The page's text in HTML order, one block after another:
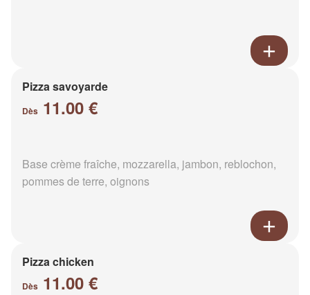
Pizza savoyarde
Dès 11.00 €
Base crème fraîche, mozzarella, jambon, reblochon,
pommes de terre, oignons
Pizza chicken
Dès 11.00 €